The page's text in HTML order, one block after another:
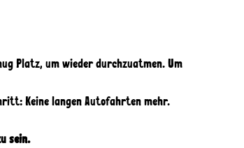
Platz, um wieder durchzuatmen. Um
Keine langen Autofahrten mehr.
sein.